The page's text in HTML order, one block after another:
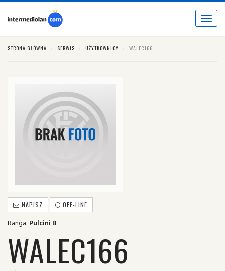
Toggle
STRONA GŁÓWNA SERWIS UŻYTKOWNICY WALEC166
NAPISZ OFF-LINE
Ranga: Pulcini B
WALEC166